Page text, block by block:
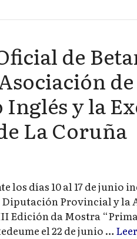
de
de
y la
La Coruña
los días 10 al 17 de junio
Diputación Provincial y la
Edición da Mostra
el 22 de junio …